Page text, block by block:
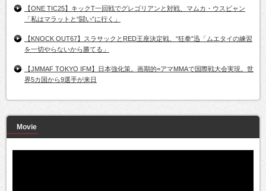
【ONE TIC25】キックT一回戦でグレゴリアンと対戦、マムカ・ウスビャン
「私はマラットと“闘い”に行く」
【KNOCK OUT67】スラサックとRED王座決定戦、“狂拳”迅「ムエタイの練習
を一切やらないから勝てる」
【JMMAF TOKYO IFM】日本強化策。画期的=アマMMAで国際戦大会実現。世
界5カ国から9選手が来日
Movie